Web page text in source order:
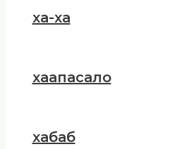
ха-ха
хаапасало
хабаб